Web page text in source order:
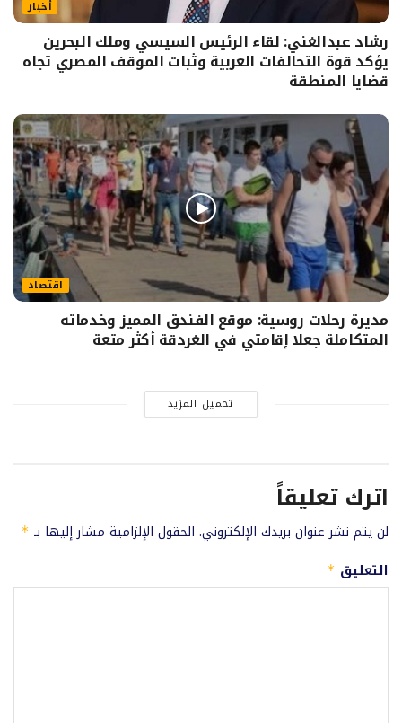
أخبار
رشاد عبدالغني: لقاء الرئيس السيسي وملك البحرين
يؤكد قوة التحالفات العربية وثبات الموقف المصري تجاه
قضايا المنطقة
اقتصاد
مديرة رحلات روسية: موقع الفندق المميز وخدماته
المتكاملة جعلا إقامتي في الغردقة أكثر متعة
تحميل المزيد
اترك تعليقاً
لن يتم نشر عنوان بريدك الإلكتروني. الحقول الإلزامية مشار إليها بـ *
التعليق *